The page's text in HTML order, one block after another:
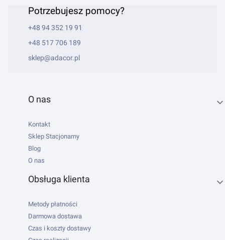
Potrzebujesz pomocy?
+48 94 352 19 91
+48 517 706 189
sklep@adacor.pl
Linki w stopce
O nas
Kontakt
Sklep Stacjonarny
Blog
O nas
Obsługa klienta
Metody płatności
Darmowa dostawa
Czas i koszty dostawy